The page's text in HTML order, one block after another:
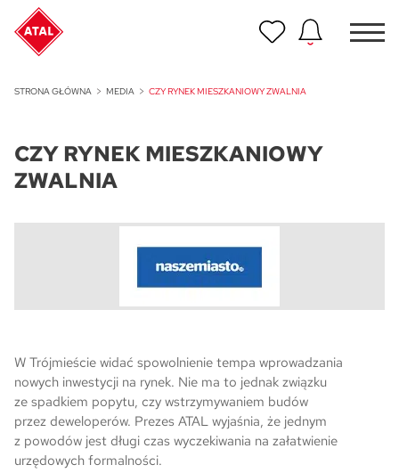
STRONA GŁÓWNA MEDIA CZY RYNEK MIESZKANIOWY ZWALNIA
CZY RYNEK MIESZKANIOWY
ZWALNIA
W Trójmieście widać spowolnienie tempa wprowadzania
nowych inwestycji na rynek. Nie ma to jednak związku
ze spadkiem popytu, czy wstrzymywaniem budów
przez deweloperów. Prezes ATAL wyjaśnia, że jednym
z powodów jest długi czas wyczekiwania na załatwienie
urzędowych formalności.
ATAL Unii Lubelskiej w Poznaniu
Nowość
ATAL Ville przy Białej
Program Poleceń ATAL
Polecaj i zyskaj nawet 5 000 zł
ATAL Floriana w Szczecinie
NOWOŚĆ
ATAL Ruczaj w Krakowie
Skwer Witosa w Piastowie